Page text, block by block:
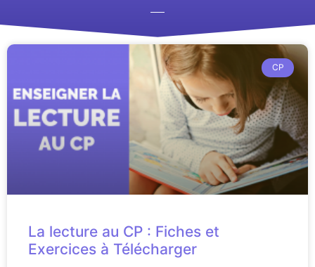
CP
La lecture au CP : Fiches et
Exercices à Télécharger